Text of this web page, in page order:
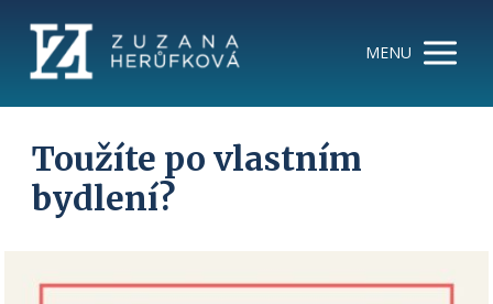
MENU
Toužíte po vlastním
bydlení?